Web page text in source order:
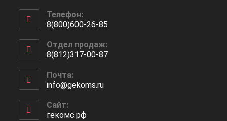
Телефон:
8(800)600-26-85
в
вашем
приложении
Отдел продаж:
8(812)317-00-87
в
вашем
приложении
Почта:
info@gekoms.ruОткроется
Сайт:
гекомс.рф